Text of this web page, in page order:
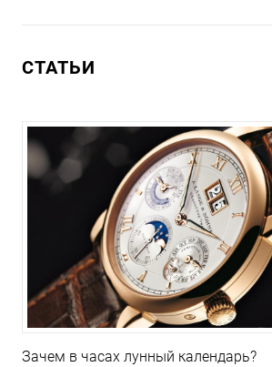
СТАТЬИ
Зачем в часах лунный календарь?